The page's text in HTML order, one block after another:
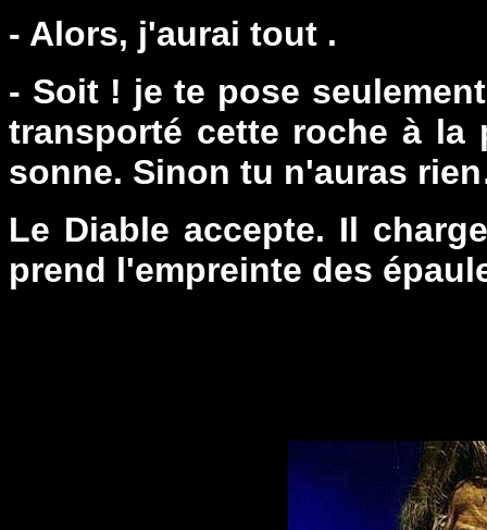
- Alors, j'aurai tout .
- Soit ! je te pose
transporté cette roche à la
sonne. Sinon tu n'auras
Le Diable accepte. Il
prend l'empreinte des